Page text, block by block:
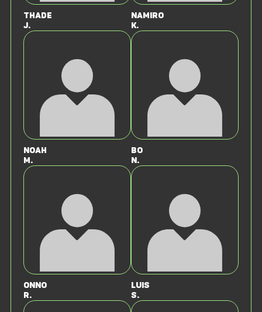
Thade
J.
Namiro
K.
Noah
M.
Bo
N.
Onno
R.
Luis
S.